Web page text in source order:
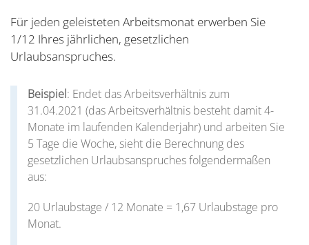
Für jeden geleisteten Arbeitsmonat erwerben Sie
1/12 Ihres jährlichen, gesetzlichen
Urlaubsanspruches.
Beispiel: Endet das Arbeitsverhältnis zum
31.04.2021 (das Arbeitsverhältnis besteht damit 4-
Monate im laufenden Kalenderjahr) und arbeiten Sie
5 Tage die Woche, sieht die Berechnung des
gesetzlichen Urlaubsanspruches folgendermaßen
aus:
20 Urlaubstage / 12 Monate = 1,67 Urlaubstage pro
Monat.